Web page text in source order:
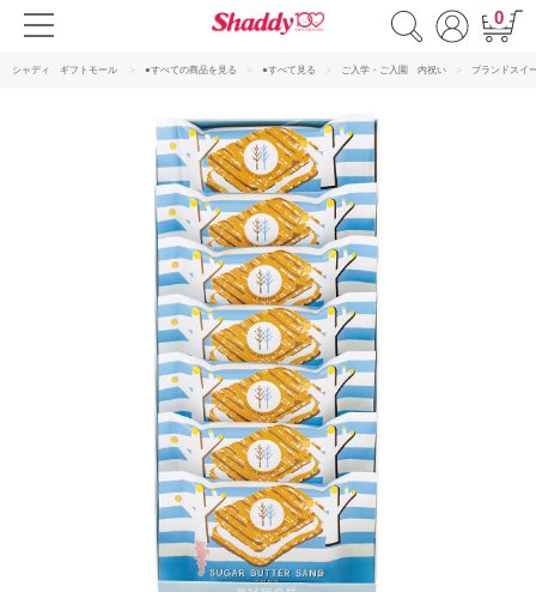
0
シャディ ギフトモール ●すべての商品を見る ●すべて見る ご入学・ご入園 内祝い ブランドスイ